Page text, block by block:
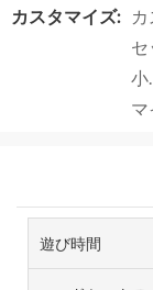
カスタマイズ:
セ
小
マ
遊び時間